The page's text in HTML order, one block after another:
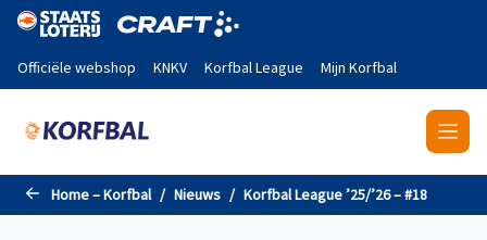
Naar de hoofdinhoud gaan
Officiële webshop KNKV Korfbal League Mijn Korfbal
Home – Korfbal Nieuws Korfbal League ’25/’26 – #18